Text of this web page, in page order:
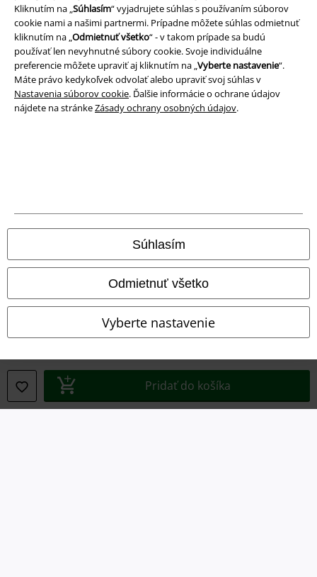
Kliknutím na „Súhlasím“ vyjadrujete súhlas s používaním súborov
cookie nami a našimi partnermi. Prípadne môžete súhlas odmietnuť
kliknutím na „Odmietnuť všetko“ - v takom prípade sa budú
používať len nevyhnutné súbory cookie. Svoje individuálne
preferencie môžete upraviť aj kliknutím na „Vyberte nastavenie“.
Máte právo kedykoľvek odvolať alebo upraviť svoj súhlas v
Nastavenia súborov cookie. Ďalšie informácie o ochrane údajov
nájdete na stránkeZásady ochrany osobných údajov.
Súhlasím
Odmietnuť všetko
Vyberte nastavenie
Pridať do košíka
Právne informácie
Podmienky
Imprint
Ochrana osobných údajov
Likvidácia odpadu a ochrana životného prostredia
Vyhlásenie o zhode
Informácie o prístupnosti